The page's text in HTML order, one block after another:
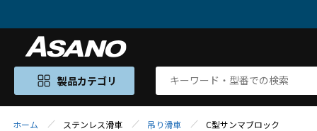
製品カテゴリ
ホーム ステンレス滑車 吊り滑車 C型サンマブロック